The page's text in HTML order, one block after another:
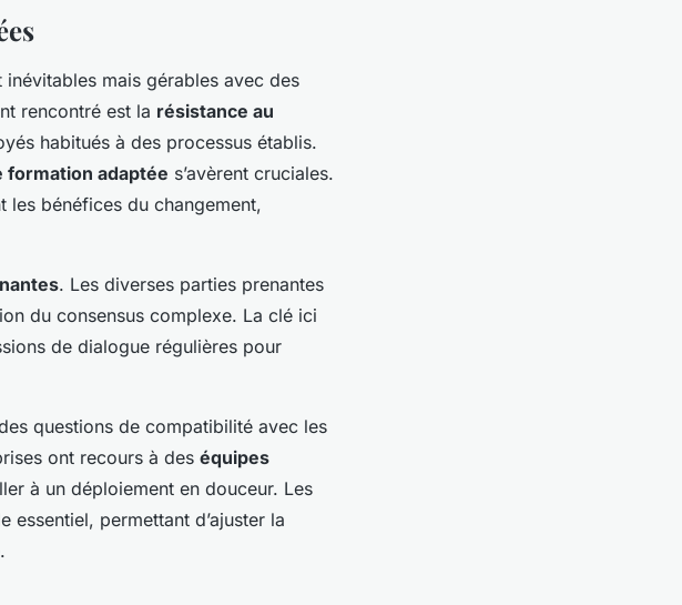
inévitables mais gérables avec des
rencontré est la résistance au
habitués à des processus établis.
formation adaptée s’avèrent cruciales.
les bénéfices du changement,
. Les diverses parties prenantes
du consensus complexe. La clé ici
de dialogue régulières pour
questions de compatibilité avec les
ont recours à des équipes
à un déploiement en douceur. Les
essentiel, permettant d’ajuster la